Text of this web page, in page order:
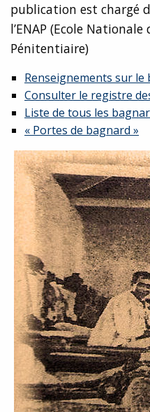
publication est chargé
l’ENAP (Ecole
Pénitentiaire)
Renseignements sur le
Consulter le registre
Liste de tous les
« Portes de bagnard »